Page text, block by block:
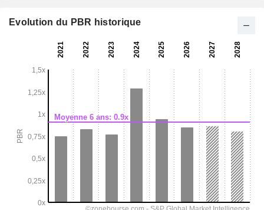
Evolution du PBR historique